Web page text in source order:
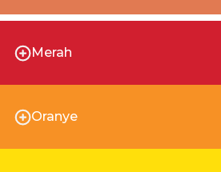
Merah
Oranye